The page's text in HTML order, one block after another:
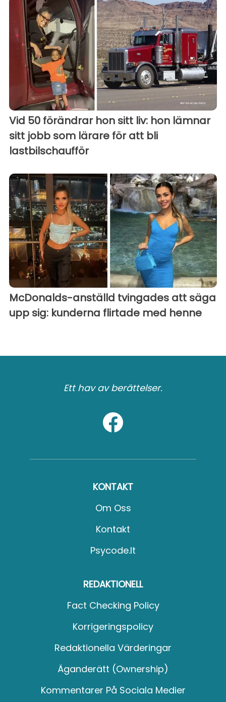
Vid 50 förändrar hon sitt liv: hon lämnar
sitt jobb som lärare för att bli
lastbilschaufför
McDonalds-anställd tvingades att säga
upp sig: kunderna flirtade med henne
Ett hav av berättelser.
KONTAKT
Om Oss
Kontakt
Psycode.it
REDAKTIONELL
Fact Checking Policy
Korrigeringspolicy
Redaktionella Värderingar
Äganderätt (Ownership)
Kommentarer På Sociala Medier